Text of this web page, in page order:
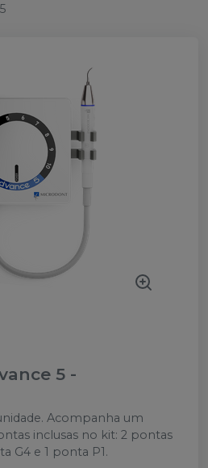
5 -
Acompanha um
inclusas no kit: 2 pontas
G4 e 1 ponta P1.